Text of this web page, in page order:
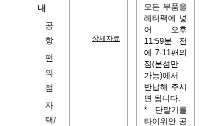
내
공
항
편
의
점
자
택/
상세자료
모든 부품을
레터팩에 넣
어 오후
11:59분 전
에 7-11편의
점(본섬만
가능)에서
반납해 주시
면 됩니다.
* 단말기를
타이위안 공